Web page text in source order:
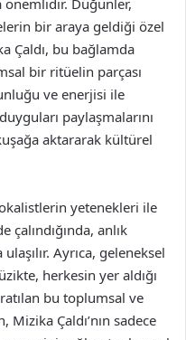
önemlidir. Düğünler,
bir araya geldiği özel
Çaldı, bu bağlamda
bir ritüelin parçası
ve enerjisi ile
paylaşmalarını
aktararak kültürel
yetenekleri ile
anlık
Ayrıca, geleneksel
herkesin yer aldığı
bu toplumsal ve
Çaldı’nın sadece